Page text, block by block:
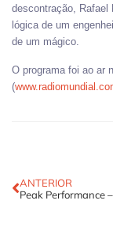
descontração, Rafael
lógica de um
de um mágico.
O programa foi ao ar
(
ANTERIOR